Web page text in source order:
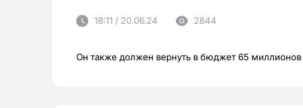
18:11 / 20.06.24 2844
Он также должен вернуть в бюджет 65 миллионов